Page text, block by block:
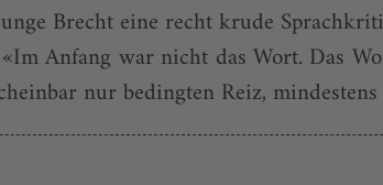
Brecht eine recht krude
Anfang war nicht das Wort. Das
nur bedingten Reiz,